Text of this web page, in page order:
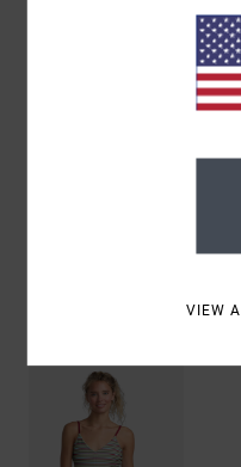
décolleté
Couvrance
Articles vus VIEW